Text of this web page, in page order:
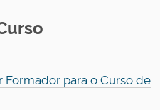
para o Curso de